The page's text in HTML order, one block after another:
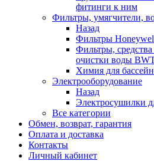
фитинги к ним
Фильтры, умягчители,
Назад
Фильтры
Фильтры,
очистки воды
Химия для
Электрооборудование
Назад
Электросушилки
Все категории
Обмен, возврат, гарантия
Оплата и доставка
Контакты
Личный кабинет